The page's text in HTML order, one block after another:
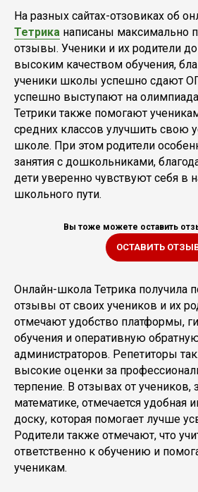
На разных сайтах-отзовиках об
Тетрика написаны максимально
отзывы. Ученики и их родители
высоким качеством обучения,
ученики школы успешно сдают
успешно выступают на
Тетрики также помогают
средних классов улучшить свою
школе. При этом родители
занятия с дошкольниками,
дети уверенно чувствуют себя в
школьного пути.
Вы тоже можете оставить
ОСТАВИТЬ
Онлайн-школа Тетрика получила
отзывы от своих учеников и их
отмечают удобство платформы,
обучения и оперативную
администраторов. Репетиторы
высокие оценки за
терпение. В отзывах от
математике, отмечается удобная
доску, которая помогает лучше
Родители также отмечают, что
ответственно к обучению и
ученикам.